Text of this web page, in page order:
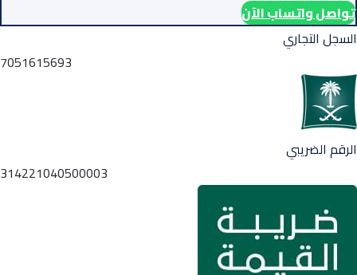
تواصل واتساب الآن
السجل التجاري
7051615693
الرقم الضريبي
314221040500003